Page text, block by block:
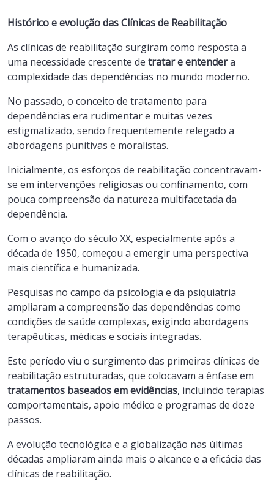
Histórico e evolução das Clínicas de Reabilitação
As clínicas de reabilitação surgiram como resposta a
uma necessidade crescente de tratar e entendera
complexidade das dependências no mundo moderno.
No passado, o conceito de tratamento para
dependências era rudimentar e muitas vezes
estigmatizado, sendo frequentemente relegado a
abordagens punitivas e moralistas.
Inicialmente, os esforços de reabilitação concentravam-
se em intervenções religiosas ou confinamento, com
pouca compreensão da natureza multifacetada da
dependência.
Com o avanço do século XX, especialmente após a
década de 1950, começou a emergir uma perspectiva
mais científica e humanizada.
Pesquisas no campo da psicologia e da psiquiatria
ampliaram a compreensão das dependências como
condições de saúde complexas, exigindo abordagens
terapêuticas, médicas e sociais integradas.
Este período viu o surgimento das primeiras clínicas de
reabilitação estruturadas, que colocavam a ênfase em
tratamentos baseados em evidências, incluindo terapias
comportamentais, apoio médico e programas de doze
passos.
A evolução tecnológica e a globalização nas últimas
décadas ampliaram ainda mais o alcance e a eficácia das
clínicas de reabilitação.